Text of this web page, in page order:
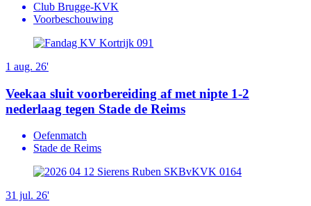
Club Brugge-KVK
Voorbeschouwing
1 aug. 26'
Veekaa sluit voorbereiding af met nipte 1-2
nederlaag tegen Stade de Reims
Oefenmatch
Stade de Reims
31 jul. 26'